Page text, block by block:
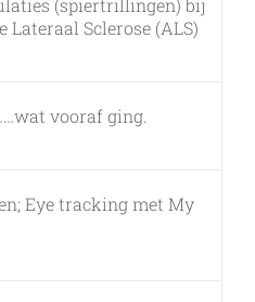
(spiertrillingen) bij
Lateraal Sclerose (ALS)
vooraf ging.
Eye tracking met My